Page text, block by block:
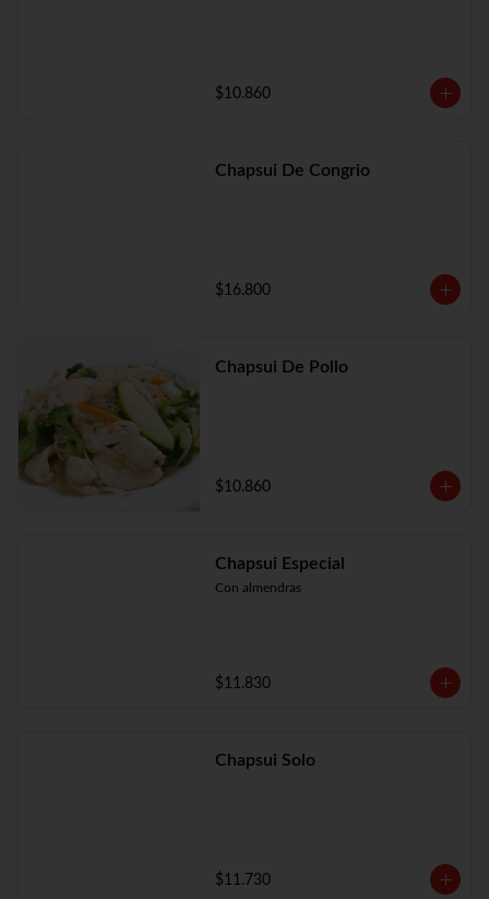
$10.860
Chapsui De Congrio
$16.800
Chapsui De Pollo
$10.860
Chapsui Especial
Con almendras
$11.830
Chapsui Solo
$11.730